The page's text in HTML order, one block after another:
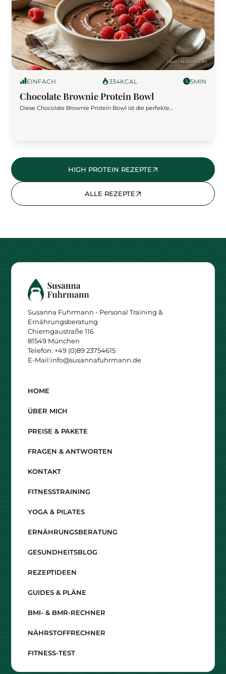
EINFACH 334KCAL 5MIN
Chocolate Brownie Protein Bowl
Diese Chocolate Brownie Protein Bowl ist die perfekte
HIGH PROTEIN REZEPTE
ALLE REZEPTE
Susanna Fuhrmann - Personal Training &
Ernährungsberatung
Chiemgaustraße 116
81549 München
Telefon: +49 (0)89 23754615
E-Mail:info@susannafuhrmann.de
HOME
ÜBER MICH
PREISE & PAKETE
FRAGEN & ANTWORTEN
KONTAKT
FITNESSTRAINING
YOGA & PILATES
ERNÄHRUNGSBERATUNG
GESUNDHEITSBLOG
REZEPTIDEEN
GUIDES & PLÄNE
BMI- & BMR-RECHNER
NÄHRSTOFFRECHNER
FITNESS-TEST